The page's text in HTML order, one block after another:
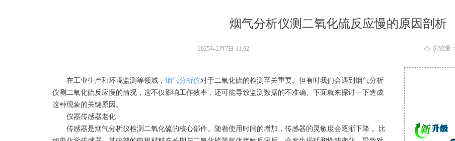
烟气分析仪测二氧化硫反应慢的原因剖析
在工业生产和环境监测等领域， 烟气分析仪对于二氧化硫的检测至关重要。但有时我们会遇到烟气分析
仪测二氧化硫反应慢的情况，这不仅影响工作效率，还可能导致监测数据的不准确。下面就来探讨一下造成
这种现象的关键原因。
仪器传感器老化
传感器是烟气分析仪检测二氧化硫的核心部件。随着使用时间的增加，传感器的灵敏度会逐渐下降 。比
2025年2月7日 11:02 ꄘ 浏览量：